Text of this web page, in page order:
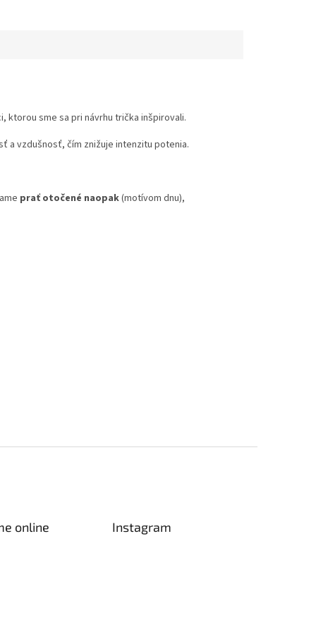
ktorou sme sa pri návrhu trička inšpirovali.
a vzdušnosť, čím znižuje intenzitu potenia.
prať otočené naopak(motívom dnu),
online
Instagram